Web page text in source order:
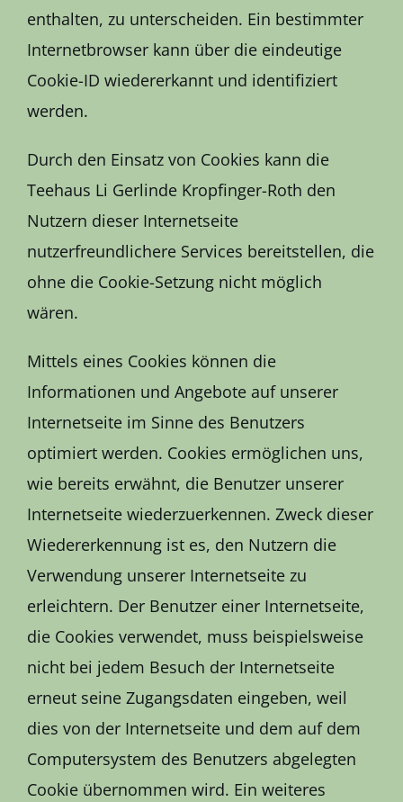
enthalten, zu unterscheiden. Ein bestimmter
Internetbrowser kann über die eindeutige
Cookie-ID wiedererkannt und identifiziert
werden.
Durch den Einsatz von Cookies kann die
Teehaus Li Gerlinde Kropfinger-Roth den
Nutzern dieser Internetseite
nutzerfreundlichere Services bereitstellen, die
ohne die Cookie-Setzung nicht möglich
wären.
Mittels eines Cookies können die
Informationen und Angebote auf unserer
Internetseite im Sinne des Benutzers
optimiert werden. Cookies ermöglichen uns,
wie bereits erwähnt, die Benutzer unserer
Internetseite wiederzuerkennen. Zweck dieser
Wiedererkennung ist es, den Nutzern die
Verwendung unserer Internetseite zu
erleichtern. Der Benutzer einer Internetseite,
die Cookies verwendet, muss beispielsweise
nicht bei jedem Besuch der Internetseite
erneut seine Zugangsdaten eingeben, weil
dies von der Internetseite und dem auf dem
Computersystem des Benutzers abgelegten
Cookie übernommen wird. Ein weiteres